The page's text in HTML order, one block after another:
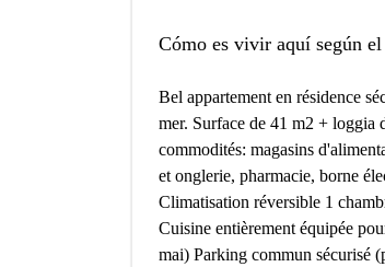
Cómo es vivir aquí según
Bel appartement en résidence
mer. Surface de 41 m2 + loggia
commodités: magasins
et onglerie, pharmacie, borne
Climatisation réversible 1
Cuisine entièrement équipée
mai) Parking commun sécurisé